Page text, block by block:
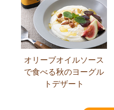
オリーブオイルソース
で食べる秋のヨーグル
トデザート